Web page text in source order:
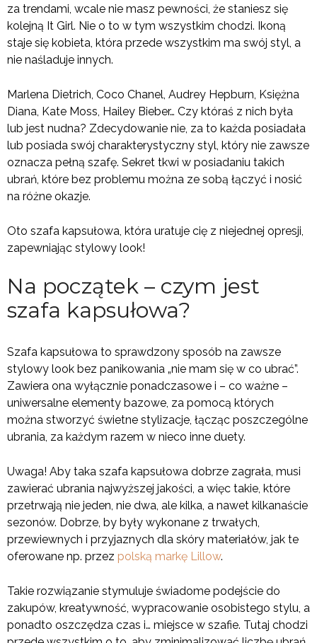
za trendami, wcale nie masz pewności, że staniesz się
kolejną It Girl. Nie o to w tym wszystkim chodzi. Ikoną
staje się kobieta, która przede wszystkim ma swój styl, a
nie naśladuje innych.
Marlena Dietrich, Coco Chanel, Audrey Hepburn, Księżna
Diana, Kate Moss, Hailey Bieber… Czy któraś z nich była
lub jest nudna? Zdecydowanie nie, za to każda posiadała
lub posiada swój charakterystyczny styl, który nie zawsze
oznacza pełną szafę. Sekret tkwi w posiadaniu takich
ubrań, które bez problemu można ze sobą łączyć i nosić
na różne okazje.
Oto szafa kapsułowa, która uratuje cię z niejednej opresji,
zapewniając stylowy look!
Na początek – czym jest
szafa kapsułowa?
Szafa kapsułowa to sprawdzony sposób na zawsze
stylowy look bez panikowania „nie mam się w co ubrać”.
Zawiera ona wyłącznie ponadczasowe i – co ważne –
uniwersalne elementy bazowe, za pomocą których
można stworzyć świetne stylizacje, łącząc poszczególne
ubrania, za każdym razem w nieco inne duety.
Uwaga! Aby taka szafa kapsułowa dobrze zagrała, musi
zawierać ubrania najwyższej jakości, a więc takie, które
przetrwają nie jeden, nie dwa, ale kilka, a nawet kilkanaście
sezonów. Dobrze, by były wykonane z trwałych,
przewiewnych i przyjaznych dla skóry materiałów, jak te
oferowane np. przez polską markę Lillow.
Takie rozwiązanie stymuluje świadome podejście do
zakupów, kreatywność, wypracowanie osobistego stylu, a
ponadto oszczędza czas i… miejsce w szafie. Tutaj chodzi